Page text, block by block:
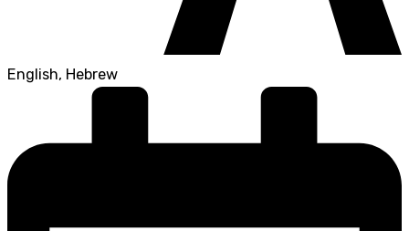
English, Hebrew